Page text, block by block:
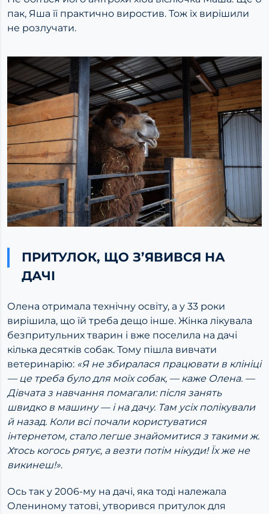
пак, Яша її практично виростив. Тож їх вирішили
не розлучати.
ПРИТУЛОК, ЩО З’ЯВИВСЯ НА
ДАЧІ
Олена отримала технічну освіту, а у 33 роки
вирішила, що їй треба дещо інше. Жінка лікувала
безпритульних тварин і вже поселила на дачі
кілька десятків собак. Тому пішла вивчати
ветеринарію: «Я не збиралася працювати в клініці
— це треба було для моїх собак, — каже Олена. —
Дівчата з навчання помагали: після занять
швидко в машину — і на дачу. Там усіх полікували
й назад. Коли всі почали користуватися
інтернетом, стало легше знайомитися з такими ж.
Хтось когось рятує, а везти потім нікуди! Їх же не
викинеш!».
Ось так у 2006-му на дачі, яка тоді належала
Олениному татові, утворився притулок для